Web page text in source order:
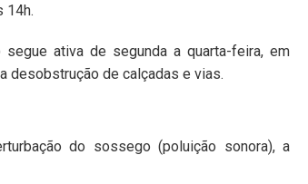
14h.
ativa de segunda a quarta-feira, em
desobstrução de calçadas e vias.
do sossego (poluição sonora), a